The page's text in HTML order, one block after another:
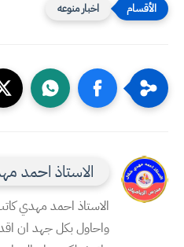
اخبار منوعه
الاستاذ احمد
الاستاذ احمد مهدي
واحاول بكل جهد ان